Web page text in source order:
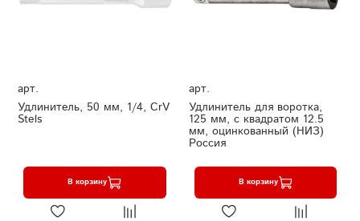
арт.
Удлинитель, 50 мм, 1/4, CrV
Stels
В корзину
арт.
Удлинитель для воротка,
125 мм, с квадратом 12.5
мм, оцинкованный (НИЗ)
Россия
В корзину